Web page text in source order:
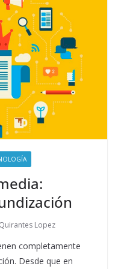
Lopez
completamente
Desde que en